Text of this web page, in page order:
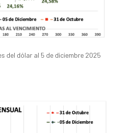
del dólar al 5 de diciembre 2025